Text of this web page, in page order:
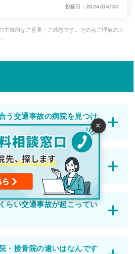
投稿日：2024/04/30
観的なご意見・ご感想です。その点ご理解の上、
う交通事故の病院を見つけ
いいですか？
遭いました。今後の流れを
らい交通事故が起こってい
・接骨院の違いはなんです
×